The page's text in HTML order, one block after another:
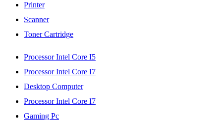
Printer
Scanner
Toner Cartridge
Processor Intel Core I5
Processor Intel Core I7
Desktop Computer
Processor Intel Core I7
Gaming Pc